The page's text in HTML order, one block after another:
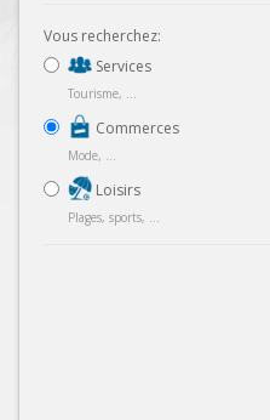
Vous recherchez:
Services
Tourisme, ...
Commerces
Mode, ...
Loisirs
Plages, sports, ...